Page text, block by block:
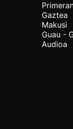
Gaztea
Makusi
Guau -
Audioa